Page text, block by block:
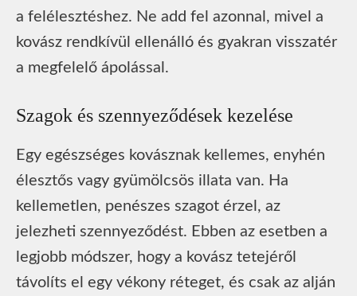
a felélesztéshez. Ne add fel azonnal, mivel a
kovász rendkívül ellenálló és gyakran visszatér
a megfelelő ápolással.
Szagok és szennyeződések kezelése
Egy egészséges kovásznak kellemes, enyhén
élesztős vagy gyümölcsös illata van. Ha
kellemetlen, penészes szagot érzel, az
jelezheti szennyeződést. Ebben az esetben a
legjobb módszer, hogy a kovász tetejéről
távolíts el egy vékony réteget, és csak az alján